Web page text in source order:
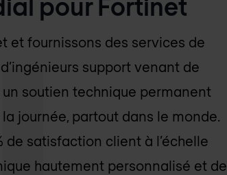
et fournissons des services de
support venant de
soutien technique permanent
journée, partout dans le monde.
satisfaction client à l’échelle
hautement personnalisé et de